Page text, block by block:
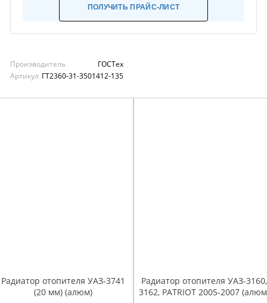
ПОЛУЧИТЬ ПРАЙС-ЛИСТ
Производитель
ГОСТех
Артикул ГТ2360-31-3501412-135
Радиатор отопителя УАЗ-3741
(20 мм) (алюм)
Радиатор отопителя УАЗ-3160,
3162, PATRIOT 2005-2007